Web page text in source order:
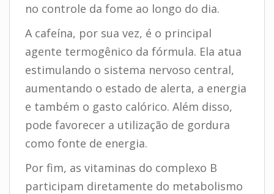
no controle da fome ao longo do dia.
A cafeína, por sua vez, é o principal
agente termogênico da fórmula. Ela atua
estimulando o sistema nervoso central,
aumentando o estado de alerta, a energia
e também o gasto calórico. Além disso,
pode favorecer a utilização de gordura
como fonte de energia.
Por fim, as vitaminas do complexo B
participam diretamente do metabolismo